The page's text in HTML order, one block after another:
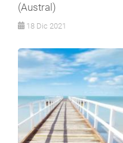
(Austral)
18 Dic 2021